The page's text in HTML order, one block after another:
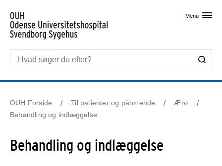
Menu
OUH Forside Til patienter og pårørende
Ærø
Behandling og indlæggelse
Behandling og indlæggelse